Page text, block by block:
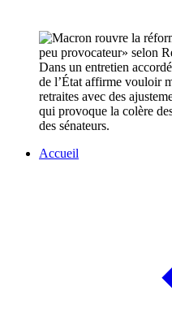
Dans un entretien
de l’État affirme vouloir
retraites avec des
qui provoque la colère
des sénateurs.
Accueil